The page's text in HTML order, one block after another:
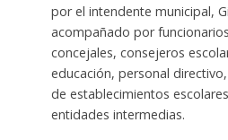
por el intendente municipal,
acompañado por
concejales, consejeros
educación, personal
de establecimientos
entidades intermedias.